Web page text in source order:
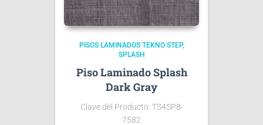
PISOS LAMINADOS TEKNO STEP
SPLASH
Piso Laminado Splash
Dark Gray
Clave del Producto: TS4SP8-
7582